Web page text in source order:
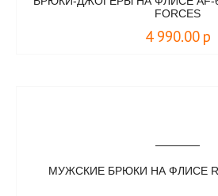
FORCES
4 990.00 р
МУЖСКИЕ БРЮКИ НА ФЛИСЕ